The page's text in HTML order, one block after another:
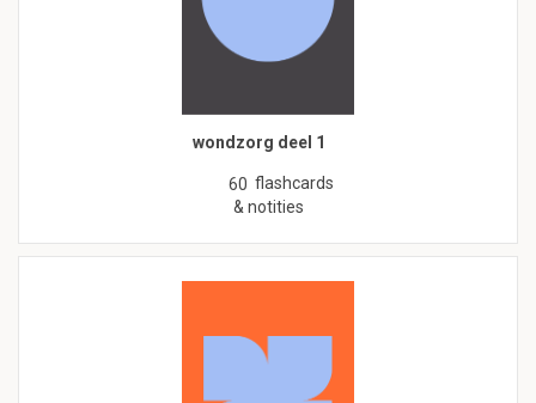
wondzorg deel 1
60 flashcards
& notities